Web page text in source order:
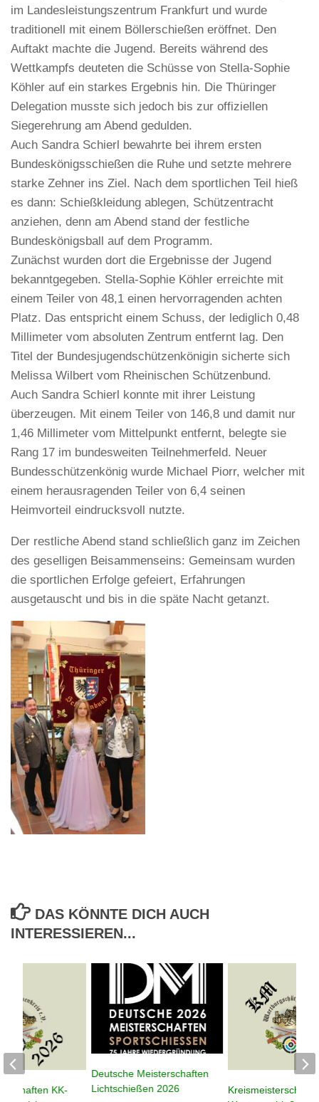
im Landesleistungszentrum Frankfurt und wurde
traditionell mit einem Böllerschießen eröffnet. Den
Auftakt machte die Jugend. Bereits während des
Wettkampfs deuteten die Schüsse von Stella-Sophie
Köhler auf ein starkes Ergebnis hin. Die Thüringer
Delegation musste sich jedoch bis zur offiziellen
Siegerehrung am Abend gedulden.
Auch Sandra Schierl bewahrte bei ihrem ersten
Bundeskönigsschießen die Ruhe und setzte mehrere
starke Zehner ins Ziel. Nach dem sportlichen Teil hieß
es dann: Schießkleidung ablegen, Schützentracht
anziehen, denn am Abend stand der festliche
Bundeskönigsball auf dem Programm.
Zunächst wurden dort die Ergebnisse der Jugend
bekanntgegeben. Stella-Sophie Köhler erreichte mit
einem Teiler von 48,1 einen hervorragenden achten
Platz. Das entspricht einem Schuss, der lediglich 0,48
Millimeter vom absoluten Zentrum entfernt lag. Den
Titel der Bundesjugendschützenkönigin sicherte sich
Melissa Wilbert vom Rheinischen Schützenbund.
Auch Sandra Schierl konnte mit ihrer Leistung
überzeugen. Mit einem Teiler von 146,8 und damit nur
1,46 Millimeter vom Mittelpunkt entfernt, belegte sie
Rang 17 im bundesweiten Teilnehmerfeld. Neuer
Bundesschützenkönig wurde Michael Piorr, welcher mit
einem herausragenden Teiler von 6,4 seinen
Heimvorteil eindrucksvoll nutzte.
Der restliche Abend stand schließlich ganz im Zeichen
des geselligen Beisammenseins: Gemeinsam wurden
die sportlichen Erfolge gefeiert, Erfahrungen
ausgetauscht und bis in die späte Nacht getanzt.
DAS KÖNNTE DICH AUCH
INTERESSIEREN...
Deutsche Meisterschaften
Lichtschießen 2026
KK-